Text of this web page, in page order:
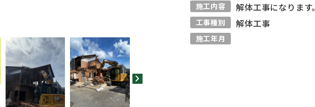
chevron_right
施工内容 解体工事になります。
工事種別 解体工事
施工年月